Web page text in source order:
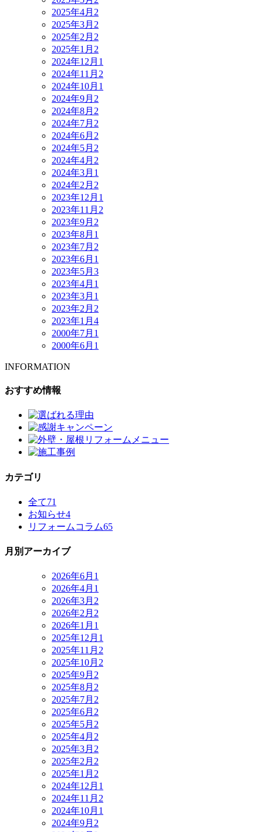
2025年4月 2
2025年3月 2
2025年2月 2
2025年1月 2
2024年12月 1
2024年11月 2
2024年10月 1
2024年9月 2
2024年8月 2
2024年7月 2
2024年6月 2
2024年5月 2
2024年4月 2
2024年3月 1
2024年2月 2
2023年12月 1
2023年11月 2
2023年9月 2
2023年8月 1
2023年7月 2
2023年6月 1
2023年5月 3
2023年4月 1
2023年3月 1
2023年2月 2
2023年1月 4
2000年7月 1
2000年6月 1
INFORMATION
おすすめ情報
カテゴリ
全て71
お知らせ4
リフォームコラム65
月別アーカイブ
2026年6月 1
2026年4月 1
2026年3月 2
2026年2月 2
2026年1月 1
2025年12月 1
2025年11月 2
2025年10月 2
2025年9月 2
2025年8月 2
2025年7月 2
2025年6月 2
2025年5月 2
2025年4月 2
2025年3月 2
2025年2月 2
2025年1月 2
2024年12月 1
2024年11月 2
2024年10月 1
2024年9月 2